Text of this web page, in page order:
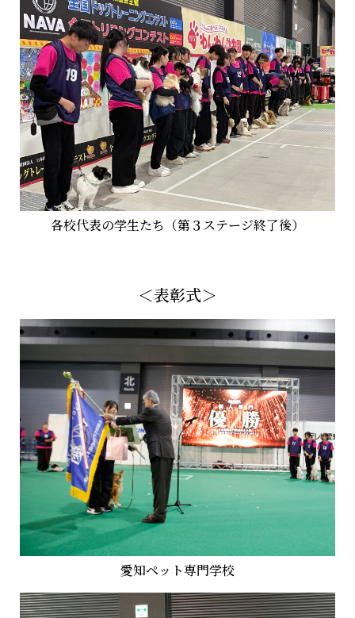
各校代表の学生たち（第３ステージ終了後）
＜表彰式＞
愛知ペット専門学校